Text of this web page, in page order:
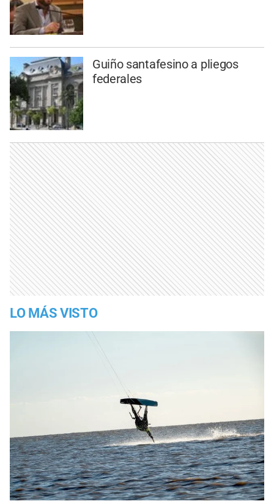
Guiño santafesino a pliegos
federales
LO MÁS VISTO